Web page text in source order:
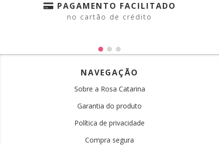
PAGAMENTO FACILITADO
no cartão de crédito
NAVEGAÇÃO
Sobre a Rosa Catarina
Garantia do produto
Política de privacidade
Compra segura